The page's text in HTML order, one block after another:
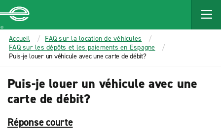
MAIN
CONTENT
Enterprise
Accueil
FAQ sur la location de véhicules
FAQ sur les dépôts et les paiements en Espagne
Puis-je louer un véhicule avec une carte de débit?
Puis-je louer un véhicule avec une
carte de débit?
Réponse courte